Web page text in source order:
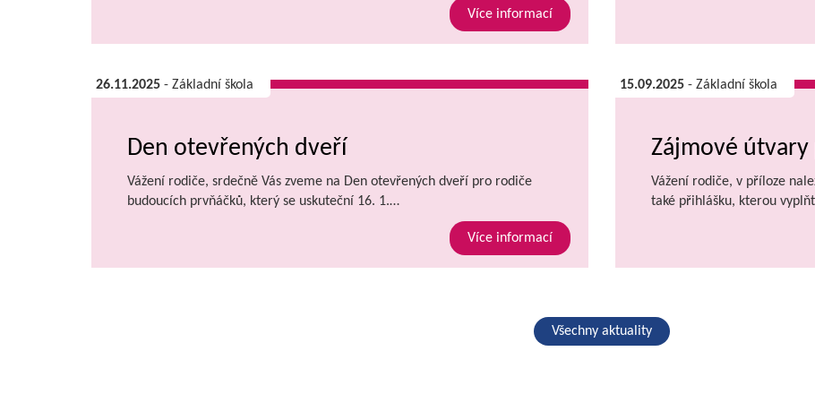
Více informací
26.11.2025 - Základní škola
Den otevřených dveří
Vážení rodiče, srdečně Vás zveme na Den otevřených dveří pro rodiče
budoucích prvňáčků, který se uskuteční 16. 1.…
Více informací
15.09.2025 - Základní škola
Zájmové
Vážení rodiče, v příloze
také přihlášku, kterou
Všechny aktuality